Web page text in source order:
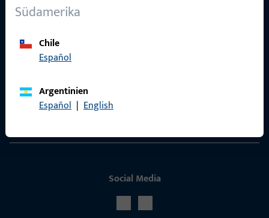
Südamerika
Chile
Español
Argentinien
Español | English
Social Media